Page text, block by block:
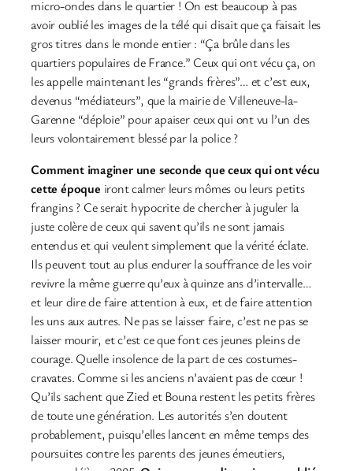
micro-ondes dans le quartier ! On est beaucoup à pas
avoir oublié les images de la télé qui disait que ça faisait les
gros titres dans le monde entier : “Ça brûle dans les
quartiers populaires de France.” Ceux qui ont vécu ça, on
les appelle maintenant les “grands frères”… et c’est eux,
devenus “médiateurs”, que la mairie de Villeneuve-la-
Garenne “déploie” pour apaiser ceux qui ont vu l’un des
leurs volontairement blessé par la police ?
Comment imaginer une seconde que ceux qui ont vécu
cette époque iront calmer leurs mômes ou leurs petits
frangins ? Ce serait hypocrite de chercher à juguler la
juste colère de ceux qui savent qu’ils ne sont jamais
entendus et qui veulent simplement que la vérité éclate.
Ils peuvent tout au plus endurer la souffrance de les voir
revivre la même guerre qu’eux à quinze ans d’intervalle…
et leur dire de faire attention à eux, et de faire attention
les uns aux autres. Ne pas se laisser faire, c’est ne pas se
laisser mourir, et c’est ce que font ces jeunes pleins de
courage. Quelle insolence de la part de ces costumes-
cravates. Comme si les anciens n’avaient pas de cœur !
Qu’ils sachent que Zied et Bouna restent les petits frères
de toute une génération. Les autorités s’en doutent
probablement, puisqu’elles lancent en même temps des
poursuites contre les parents des jeunes émeutiers,